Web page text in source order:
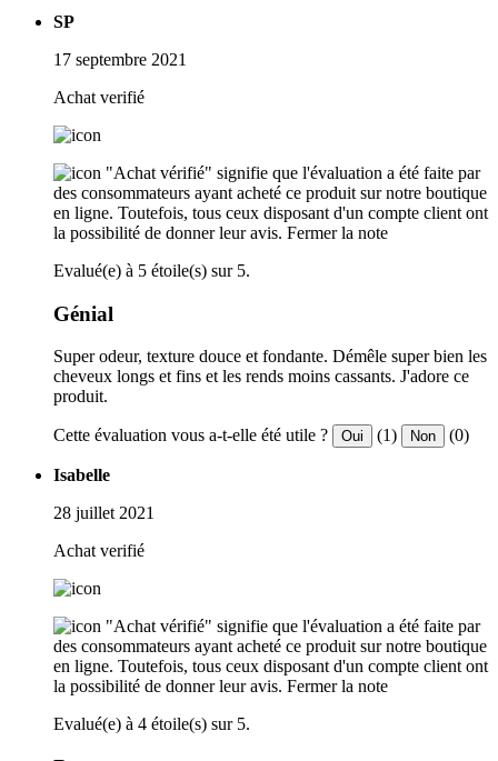
SP
17 septembre 2021
Achat verifié
"Achat vérifié" signifie que l'évaluation a été faite par
des consommateurs ayant acheté ce produit sur notre boutique
en ligne. Toutefois, tous ceux disposant d'un compte client ont
la possibilité de donner leur avis. Fermer la note
Evalué(e) à 5 étoile(s) sur 5.
Génial
Super odeur, texture douce et fondante. Démêle super bien les
cheveux longs et fins et les rends moins cassants. J'adore ce
produit.
Cette évaluation vous a-t-elle été utile ? Oui (1) Non (0)
Isabelle
28 juillet 2021
Achat verifié
"Achat vérifié" signifie que l'évaluation a été faite par
des consommateurs ayant acheté ce produit sur notre boutique
en ligne. Toutefois, tous ceux disposant d'un compte client ont
la possibilité de donner leur avis. Fermer la note
Evalué(e) à 4 étoile(s) sur 5.